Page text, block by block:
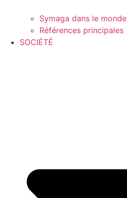
Symaga dans le monde
Références principales
SOCIÉTÉ